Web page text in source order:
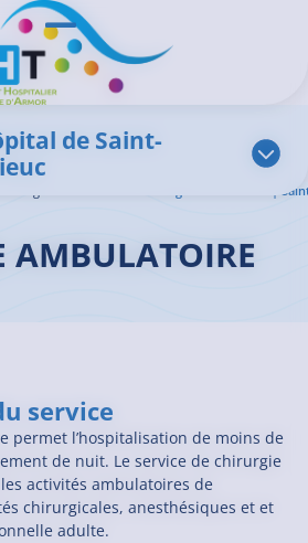
Ouvrir/Fermer le menu
de Saint-
Chirurgie Ambulatoire |
AMBULATOIRE
service
permet l’hospitalisation de moins de
de nuit. Le service de chirurgie
activités ambulatoires de
chirurgicales, anesthésiques et et
adulte.